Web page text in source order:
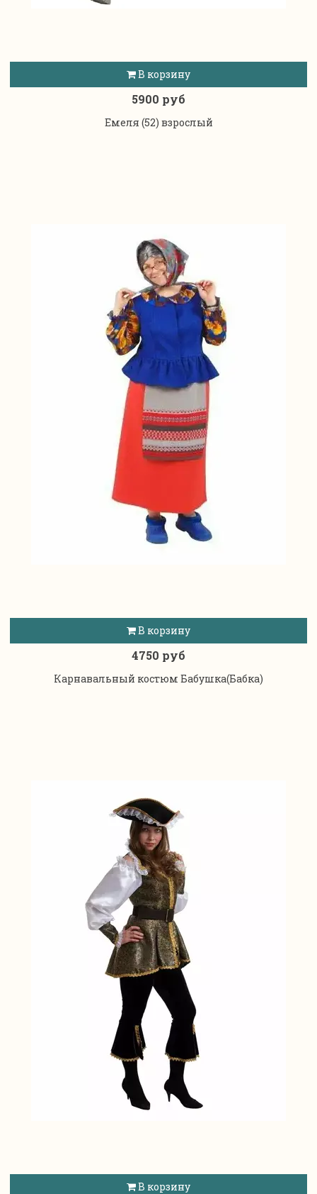
В корзину
5900 руб
Емеля (52) взрослый
В корзину
4750 руб
Карнавальный костюм Бабушка(Бабка)
В корзину